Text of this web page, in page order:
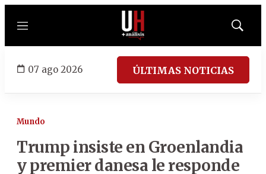
Menú
Mostrar
07 ago 2026 ÚLTIMAS NOTICIAS
Mundo
Trump insiste en Groenlandia
y premier danesa le responde